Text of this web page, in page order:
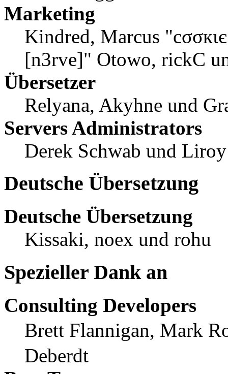
Marketing
Kindred, Marcus
[n3rve]" Otowo, rickC
Übersetzer
Relyana, Akyhne und
Servers Administrators
Derek Schwab und
Deutsche Übersetzung
Deutsche Übersetzung
Kissaki, noex und rohu
Spezieller Dank an
Consulting Developers
Brett Flannigan, Mark
Deberdt